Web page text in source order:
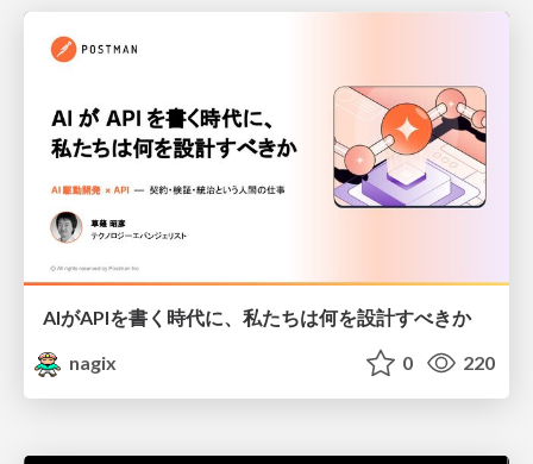
AIがAPIを書く時代に、私たちは何を設計すべきか
nagix
0 220